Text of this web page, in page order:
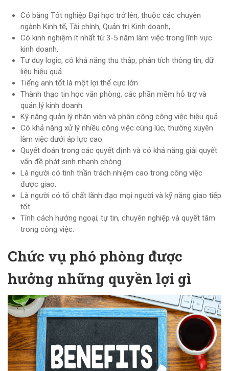
Có bằng Tốt nghiệp Đại học trở lên, thuộc các chuyên
ngành Kinh tế, Tài chính, Quản trị Kinh doanh,…
Có kinh nghiệm ít nhất từ 3-5 năm làm việc trong lĩnh vực
kinh doanh.
Tư duy logic, có khả năng thu thập, phân tích thông tin, dữ
liệu hiệu quả.
Tiếng anh tốt là một lợi thế cực lớn
Thành thạo tin học văn phòng, các phần mềm hỗ trợ và
quản lý kinh doanh.
Kỹ năng quản lý nhân viên và phân công công việc hiệu quả.
Có khả năng xử lý nhiều công việc cùng lúc, thường xuyên
làm việc dưới áp lực cao.
Quyết đoán trong các quyết định và có khả năng giải quyết
vấn đề phát sinh nhanh chóng.
Là người có tinh thần trách nhiệm cao trong công việc
được giao.
Là người có tố chất lãnh đạo mọi người và kỹ năng giao tiếp
tốt.
Tính cách hướng ngoại, tự tin, chuyên nghiệp và quyết tâm
trong công việc.
Chức vụ phó phòng được
hưởng những quyền lợi gì